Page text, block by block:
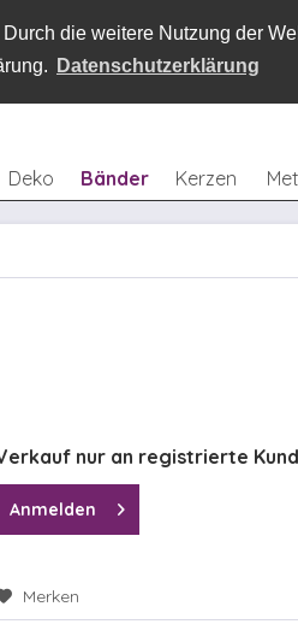
die weitere Nutzung der
Datenschutzerklärung
Deko Bänder Kerzen
nur an registrierte
Anmelden
Merken